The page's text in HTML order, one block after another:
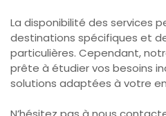
La disponibilité des services
destinations spécifiques et
particulières. Cependant,
prête à étudier vos besoins
solutions adaptées à votre